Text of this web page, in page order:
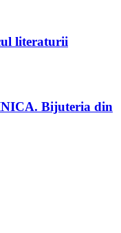
literaturii
Bijuteria din